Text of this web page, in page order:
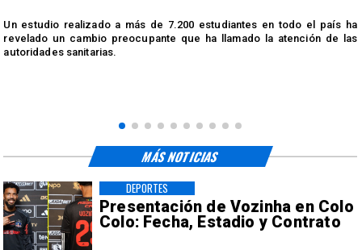
Un estudio realizado a más de 7.200 estudiantes en todo el país ha
revelado un cambio preocupante que ha llamado la atención de las
autoridades sanitarias.
Presentación de Vozinha en Colo
Colo: Fecha, Estadio y Contrato
DEPORTES
MÁS NOTICIAS